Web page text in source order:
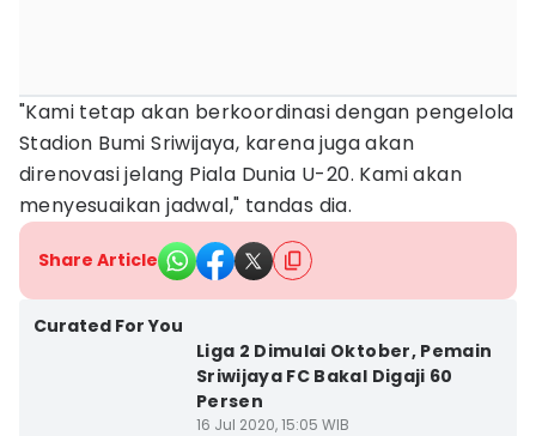
"Kami tetap akan berkoordinasi dengan pengelola
Stadion Bumi Sriwijaya, karena juga akan
direnovasi jelang Piala Dunia U-20. Kami akan
menyesuaikan jadwal," tandas dia.
Share Article
Curated For You
Liga 2 Dimulai Oktober, Pemain
Sriwijaya FC Bakal Digaji 60
Persen
16 Jul 2020, 15:05 WIB